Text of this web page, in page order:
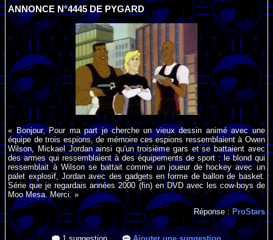
ANNONCE N°4445 DE PYGARD
« Bonjour, Pour ma part je cherche un vieux dessin animé avec une
équipe de trois espions, de mémoire ces espions ressemblaient à Owen
Wilson, Mickael Jordan ainsi qu'un troisième gars et se battaient avec
des armes qui ressemblaient à des équipements de sport : le blond qui
ressemblait à Wilson se battait comme un joueur de hockey avec un
palet explosif, Jordan avec des gadgets en forme de ballon de basket.
Série que je regardais années 2000 (fin) en DVD avec les cow-boys de
Moo Mesa. Merci. »
Réponse : ProStars